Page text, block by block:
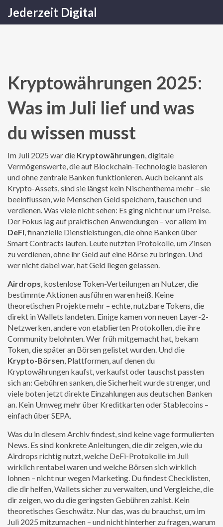
Jederzeit Digital
Kryptowährungen 2025:
Was im Juli lief und was
du wissen musst
Im Juli 2025 war die Kryptowährungen,digitale
Vermögenswerte, die auf Blockchain-Technologie basieren
und ohne zentrale Banken funktionieren. Auch bekannt als
Krypto-Assets, sind sie längst kein Nischenthema mehr – sie
beeinflussen, wie Menschen Geld speichern, tauschen und
verdienen.Was viele nicht sehen: Es ging nicht nur um Preise.
Der Fokus lag auf praktischen Anwendungen – vor allem im
DeFi,finanzielle Dienstleistungen, die ohne Banken über
Smart Contracts laufen. Leute nutzten Protokolle, um Zinsen
zu verdienen, ohne ihr Geld auf eine Börse zu bringen. Und
wer nicht dabei war, hat Geld liegen gelassen.
Airdrops, kostenlose Token-Verteilungen an Nutzer, die
bestimmte Aktionen ausführenwaren heiß. Keine
theoretischen Projekte mehr – echte, nutzbare Tokens, die
direkt in Wallets landeten. Einige kamen von neuen Layer-2-
Netzwerken, andere von etablierten Protokollen, die ihre
Community belohnten. Wer früh mitgemacht hat, bekam
Token, die später an Börsen gelistet wurden. Und die
Krypto-Börsen, Plattformen, auf denen du
Kryptowährungen kaufst, verkaufst oder tauschstpassten
sich an: Gebühren sanken, die Sicherheit wurde strenger, und
viele boten jetzt direkte Einzahlungen aus deutschen Banken
an. Kein Umweg mehr über Kreditkarten oder Stablecoins –
einfach über SEPA.
Was du in diesem Archiv findest, sind keine vage formulierten
News. Es sind konkrete Anleitungen, die dir zeigen, wie du
Airdrops richtig nutzt, welche DeFi-Protokolle im Juli
wirklich rentabel waren und welche Börsen sich wirklich
lohnen – nicht nur wegen Marketing. Du findest Checklisten,
die dir helfen, Wallets sicher zu verwalten, und Vergleiche, die
dir zeigen, wo du die geringsten Gebühren zahlst. Kein
theoretisches Geschwätz. Nur das, was du brauchst, um im
Juli 2025 mitzumachen – und nicht hinterher zu fragen, warum